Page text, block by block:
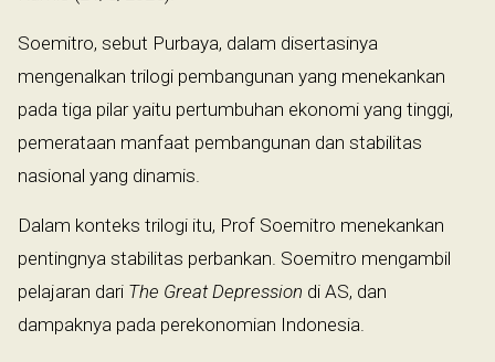
Soemitro, sebut Purbaya, dalam disertasinya
mengenalkan trilogi pembangunan yang menekankan
pada tiga pilar yaitu pertumbuhan ekonomi yang tinggi,
pemerataan manfaat pembangunan dan stabilitas
nasional yang dinamis.
Dalam konteks trilogi itu, Prof Soemitro menekankan
pentingnya stabilitas perbankan. Soemitro mengambil
pelajaran dari The Great Depression di AS, dan
dampaknya pada perekonomian Indonesia.